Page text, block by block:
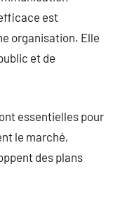
est
organisation. Elle
et de
essentielles pour
le marché,
des plans